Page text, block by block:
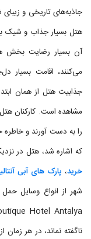
جاذبه‌های تاریخی و
هتل بسیار جذاب و شیک
آن بسیار رضایت بخش
می‌کنند، اقامت بسیار
جذابیت هتل از همان
مشاهده است. کارکنان
را به دست آورند و خاطره
که اشاره شد، هتل در
خرید، پارک های آبی
ناگفته نماند، در هر زمان